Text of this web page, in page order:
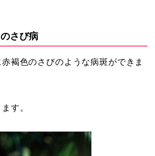
さび病
褐色のさびのような病斑ができま
す。